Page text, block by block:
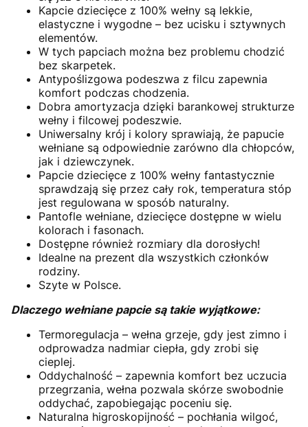
Kapcie dziecięce z 100% wełny są lekkie,
elastyczne i wygodne – bez ucisku i sztywnych
elementów.
W tych papciach można bez problemu chodzić
bez skarpetek.
Antypoślizgowa podeszwa z filcu zapewnia
komfort podczas chodzenia.
Dobra amortyzacja dzięki barankowej strukturze
wełny i filcowej podeszwie.
Uniwersalny krój i kolory sprawiają, że papucie
wełniane są odpowiednie zarówno dla chłopców,
jak i dziewczynek.
Papcie dziecięce z 100% wełny fantastycznie
sprawdzają się przez cały rok, temperatura stóp
jest regulowana w sposób naturalny.
Pantofle wełniane, dziecięce dostępne w wielu
kolorach i fasonach.
Dostępne również rozmiary dla dorosłych!
Idealne na prezent dla wszystkich członków
rodziny.
Szyte w Polsce.
Dlaczego wełniane papcie są takie wyjątkowe:
Termoregulacja – wełna grzeje, gdy jest zimno i
odprowadza nadmiar ciepła, gdy zrobi się
cieplej.
Oddychalność – zapewnia komfort bez uczucia
przegrzania, wełna pozwala skórze swobodnie
oddychać, zapobiegając poceniu się.
Naturalna higroskopijność – pochłania wilgoć,